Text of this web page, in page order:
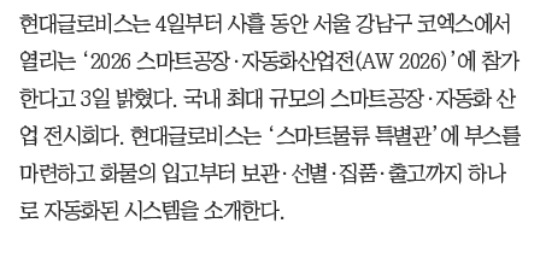
현대글로비스는 4일부터 사흘 동안 서울 강남구 코엑스에서
열리는 ‘2026 스마트공장·자동화산업전(AW 2026)’에 참가
한다고 3일 밝혔다. 국내 최대 규모의 스마트공장·자동화 산
업 전시회다. 현대글로비스는 ‘스마트물류 특별관’에 부스를
마련하고 화물의 입고부터 보관·선별·집품·출고까지 하나
로 자동화된 시스템을 소개한다.